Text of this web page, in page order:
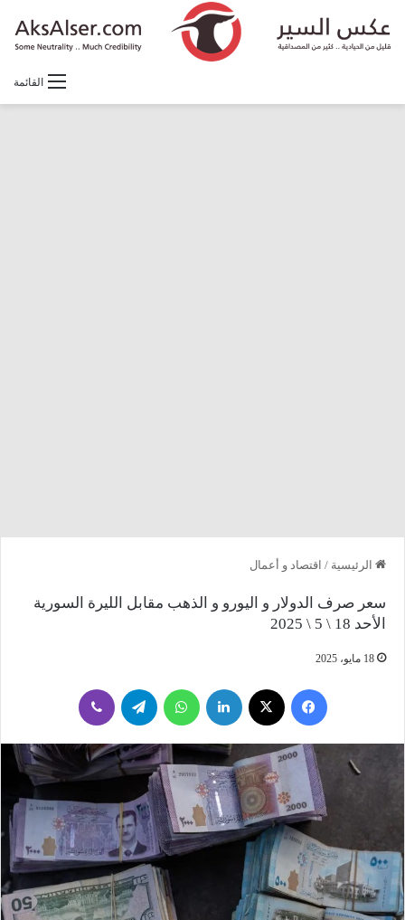
القائمة
الرئيسية / اقتصاد و أعمال
سعر صرف الدولار و اليورو و الذهب مقابل الليرة السورية
الأحد 18 \ 5 \ 2025
18 مايو، 2025
فيسبوك لينكدإن واتساب تيلقرام